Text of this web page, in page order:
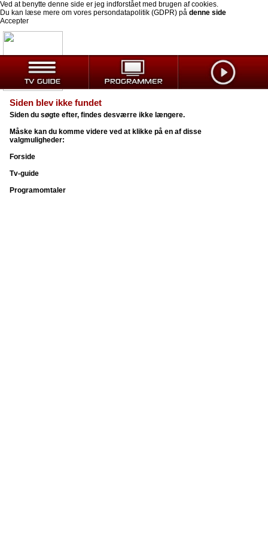
Ved at benytte denne side er jeg indforstået med brugen af cookies.
Du kan læse mere om vores persondatapolitik (GDPR) på denne side
Accepter
Siden blev ikke fundet
Siden du søgte efter, findes desværre ikke længere.
Måske kan du komme videre ved at klikke på en af disse
valgmuligheder:
Forside
Tv-guide
Programomtaler